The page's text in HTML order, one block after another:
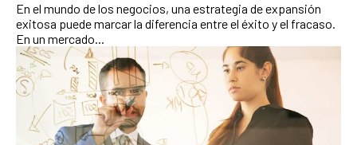
En el mundo de los negocios, una estrategia de expansión
exitosa puede marcar la diferencia entre el éxito y el fracaso.
En un mercado...